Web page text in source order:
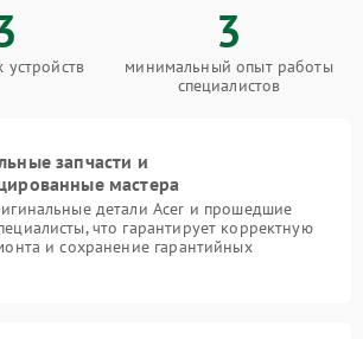
3
минимальный опыт работы
специалистов
запчасти и
мастера
детали Acer и прошедшие
что гарантирует корректную
и сохранение гарантийных